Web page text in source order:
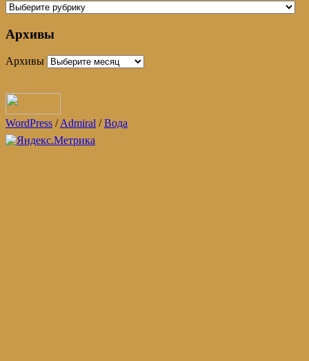
Архивы
Архивы
WordPress /Admiral /Вода